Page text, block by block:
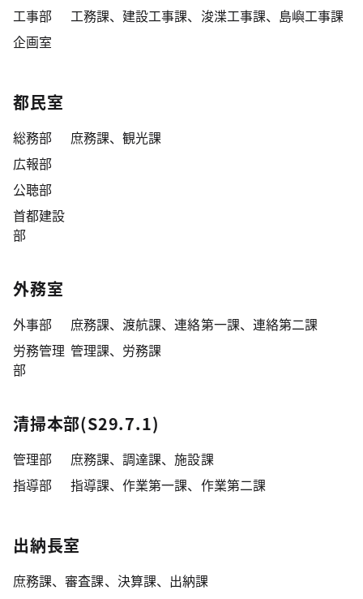
工事部
工務課、建設工事課、浚渫工事課、島嶼工事課
企画室
都民室
総務部
庶務課、観光課
広報部
公聴部
首都建設
部
外務室
外事部
庶務課、渡航課、連絡第一課、連絡第二課
労務管理
部
管理課、労務課
清掃本部(S29.7.1)
管理部
庶務課、調達課、施設課
指導部
指導課、作業第一課、作業第二課
出納長室
庶務課、審査課、決算課、出納課